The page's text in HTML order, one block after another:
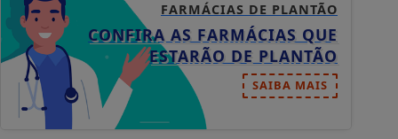
FARMÁCIAS DE PLANTÃO
CONFIRA AS FARMÁCIAS QUE
ESTARÃO DE PLANTÃO
SAIBA MAIS